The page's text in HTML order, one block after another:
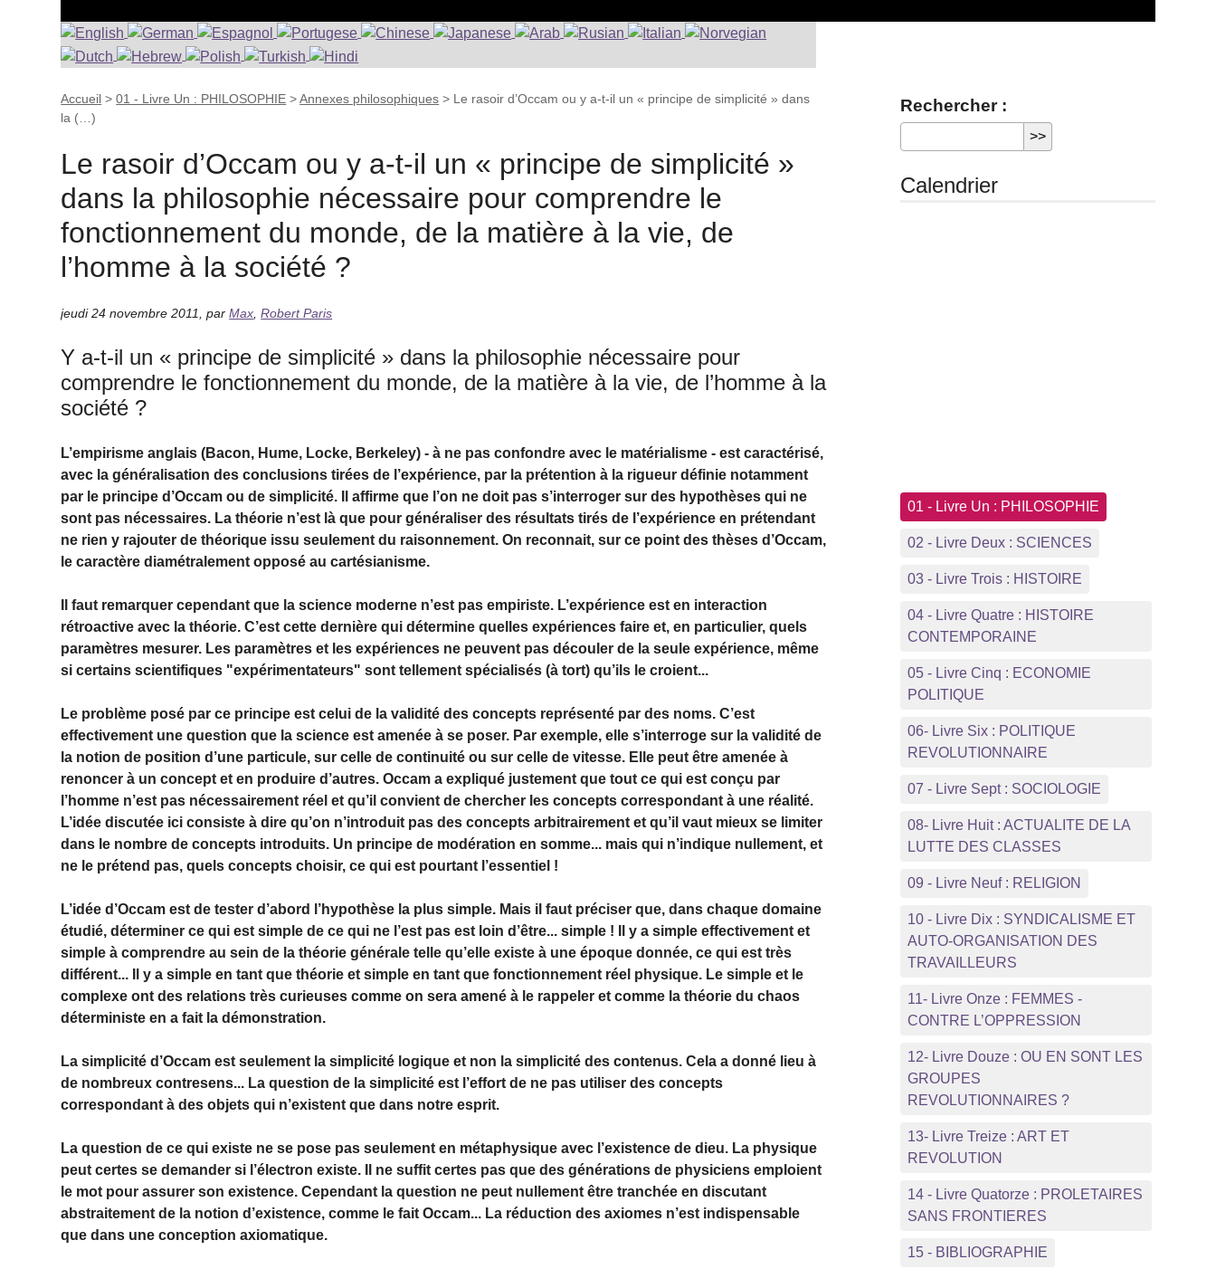
Accueil >01 - Livre Un : PHILOSOPHIE >Annexes philosophiques > Le rasoir d’Occam ou y a-t-il un « principe de simplicité » dans
la (…)
Le rasoir d’Occam ou y a-t-il un « principe de simplicité »
dans la philosophie nécessaire pour comprendre le
fonctionnement du monde, de la matière à la vie, de
l’homme à la société ?
jeudi 24 novembre 2011 ,parMax ,Robert Paris
Y a-t-il un « principe de simplicité » dans la philosophie nécessaire pour
comprendre le fonctionnement du monde, de la matière à la vie, de l’homme à la
société ?
L’empirisme anglais (Bacon, Hume, Locke, Berkeley) - à ne pas confondre avec le matérialisme - est caractérisé,
avec la généralisation des conclusions tirées de l’expérience, par la prétention à la rigueur définie notamment
par le principe d’Occam ou de simplicité. Il affirme que l’on ne doit pas s’interroger sur des hypothèses qui ne
sont pas nécessaires. La théorie n’est là que pour généraliser des résultats tirés de l’expérience en prétendant
ne rien y rajouter de théorique issu seulement du raisonnement. On reconnait, sur ce point des thèses d’Occam,
le caractère diamétralement opposé au cartésianisme.
Il faut remarquer cependant que la science moderne n’est pas empiriste. L’expérience est en interaction
rétroactive avec la théorie. C’est cette dernière qui détermine quelles expériences faire et, en particulier, quels
paramètres mesurer. Les paramètres et les expériences ne peuvent pas découler de la seule expérience, même
si certains scientifiques "expérimentateurs" sont tellement spécialisés (à tort) qu’ils le croient...
Le problème posé par ce principe est celui de la validité des concepts représenté par des noms. C’est
effectivement une question que la science est amenée à se poser. Par exemple, elle s’interroge sur la validité de
la notion de position d’une particule, sur celle de continuité ou sur celle de vitesse. Elle peut être amenée à
renoncer à un concept et en produire d’autres. Occam a expliqué justement que tout ce qui est conçu par
l’homme n’est pas nécessairement réel et qu’il convient de chercher les concepts correspondant à une réalité.
L’idée discutée ici consiste à dire qu’on n’introduit pas des concepts arbitrairement et qu’il vaut mieux se limiter
dans le nombre de concepts introduits. Un principe de modération en somme... mais qui n’indique nullement, et
ne le prétend pas, quels concepts choisir, ce qui est pourtant l’essentiel !
L’idée d’Occam est de tester d’abord l’hypothèse la plus simple. Mais il faut préciser que, dans chaque domaine
étudié, déterminer ce qui est simple de ce qui ne l’est pas est loin d’être... simple ! Il y a simple effectivement et
simple à comprendre au sein de la théorie générale telle qu’elle existe à une époque donnée, ce qui est très
différent... Il y a simple en tant que théorie et simple en tant que fonctionnement réel physique. Le simple et le
complexe ont des relations très curieuses comme on sera amené à le rappeler et comme la théorie du chaos
déterministe en a fait la démonstration.
La simplicité d’Occam est seulement la simplicité logique et non la simplicité des contenus. Cela a donné lieu à
de nombreux contresens... La question de la simplicité est l’effort de ne pas utiliser des concepts
correspondant à des objets qui n’existent que dans notre esprit.
La question de ce qui existe ne se pose pas seulement en métaphysique avec l’existence de dieu. La physique
peut certes se demander si l’électron existe. Il ne suffit certes pas que des générations de physiciens emploient
le mot pour assurer son existence. Cependant la question ne peut nullement être tranchée en discutant
abstraitement de la notion d’existence, comme le fait Occam... La réduction des axiomes n’est indispensable
que dans une conception axiomatique.
Rechercher :
Calendrier
01 - Livre Un : PHILOSOPHIE
02 - Livre Deux : SCIENCES
03 - Livre Trois : HISTOIRE
04 - Livre Quatre : HISTOIRE
CONTEMPORAINE
05 - Livre Cinq : ECONOMIE
POLITIQUE
06- Livre Six : POLITIQUE
REVOLUTIONNAIRE
07 - Livre Sept : SOCIOLOGIE
08- Livre Huit : ACTUALITE DE LA
LUTTE DES CLASSES
09 - Livre Neuf : RELIGION
10 - Livre Dix : SYNDICALISME ET
AUTO-ORGANISATION DES
TRAVAILLEURS
11- Livre Onze : FEMMES -
CONTRE L’OPPRESSION
12- Livre Douze : OU EN SONT LES
GROUPES
REVOLUTIONNAIRES ?
13- Livre Treize : ART ET
REVOLUTION
14 - Livre Quatorze : PROLETAIRES
SANS FRONTIERES
15 - BIBLIOGRAPHIE